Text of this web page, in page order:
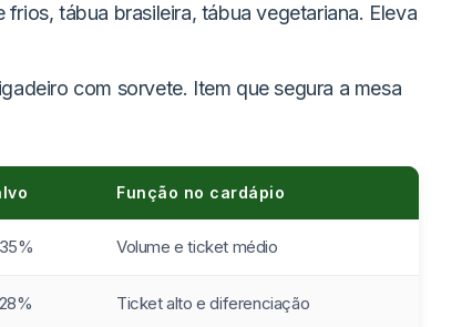
frios, tábua brasileira, tábua vegetariana. Eleva
com sorvete. Item que segura a mesa
Função no cardápio
Volume e ticket médio
Ticket alto e diferenciação